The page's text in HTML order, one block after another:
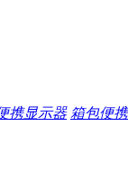
携显示器 箱包便